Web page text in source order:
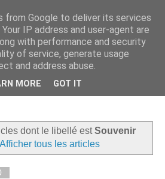
dans les
après assiette. Verre après
dont le libellé estSouvenir
Afficher tous les articles
from Google to deliver its services
IP address and user-agent are
with performance and security
of service, generate usage
and address abuse.
MORE GOT IT